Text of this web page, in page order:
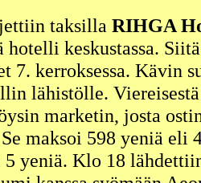
taksilla RIHGA
keskustassa.
7. kerroksessa. Kävin
lähistölle.
marketin, josta
maksoi 598 yeniä eli
yeniä. Klo 18